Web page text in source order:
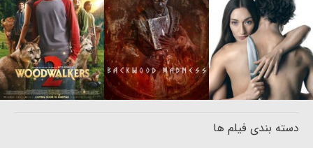
دسته بندی فیلم ها